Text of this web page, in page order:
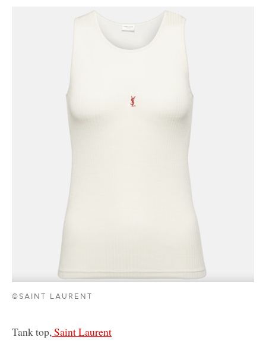
©SAINT LAURENT
Tank top, Saint Laurent